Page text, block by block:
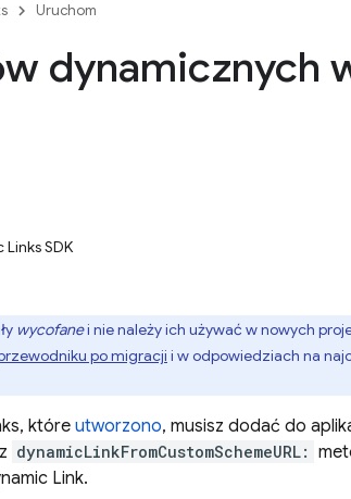
Uruchom
dynamicznych
SDK
wycofanei nie należy ich używać w nowych
po migracji i w odpowiedziach na
, które utworzono, musisz dodać do
dynamicLinkFromCustomSchemeURL:
Link.